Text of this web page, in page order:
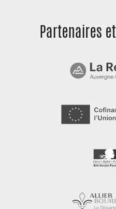
Partenaires et